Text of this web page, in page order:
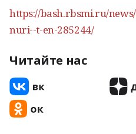
https://bash.rbsmi.ru/
nuri--t-en-285244/
Читайте нас